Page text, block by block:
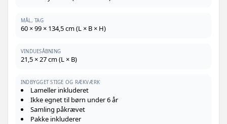
MÅL, TAG
60 × 99 × 134,5 cm (L × B × H)
VINDUESÅBNING
21,5 × 27 cm (L × B)
INDBYGGET STIGE OG RÆKVÆRK
Lameller inkluderet
Ikke egnet til børn under 6 år
Samling påkrævet
Pakke inkluderer